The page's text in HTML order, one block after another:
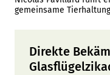
gemeinsame
Direkte